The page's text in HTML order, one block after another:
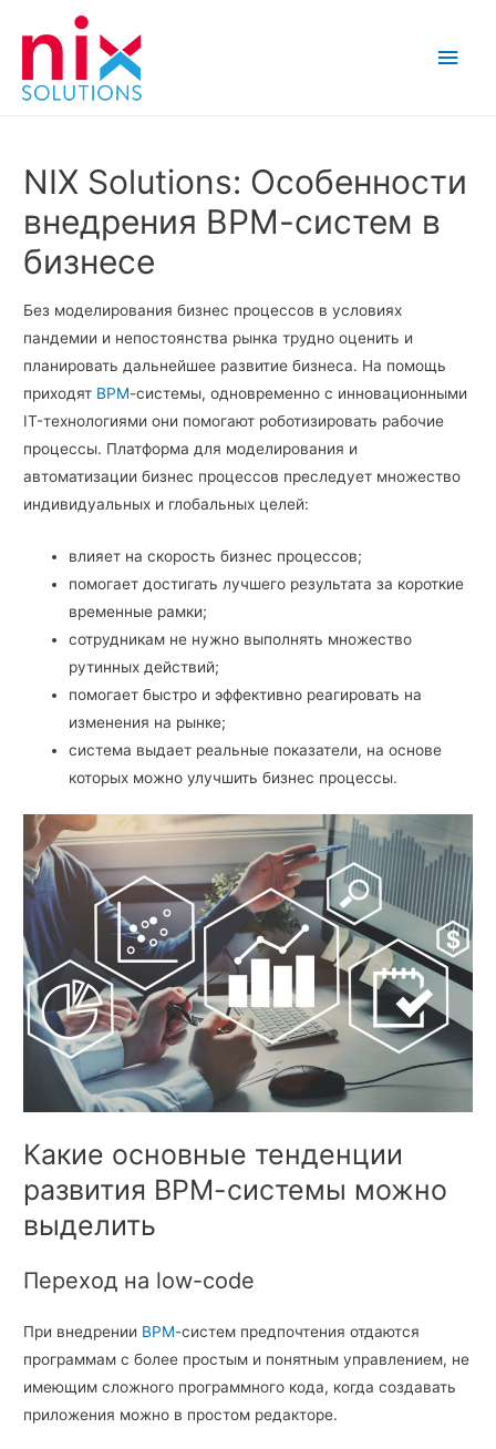
Main
NIX Solutions: Особенности
внедрения ВРМ-систем в
бизнесе
Без моделирования бизнес процессов в условиях
пандемии и непостоянства рынка трудно оценить и
планировать дальнейшее развитие бизнеса. На помощь
приходят ВРМ-системы, одновременно с инновационными
IT-технологиями они помогают роботизировать рабочие
процессы. Платформа для моделирования и
автоматизации бизнес процессов преследует множество
индивидуальных и глобальных целей:
влияет на скорость бизнес процессов;
помогает достигать лучшего результата за короткие
временные рамки;
сотрудникам не нужно выполнять множество
рутинных действий;
помогает быстро и эффективно реагировать на
изменения на рынке;
система выдает реальные показатели, на основе
которых можно улучшить бизнес процессы.
Какие основные тенденции
развития ВРМ-системы можно
выделить
Переход на low-code
При внедрении ВРМ-систем предпочтения отдаются
программам с более простым и понятным управлением, не
имеющим сложного программного кода, когда создавать
приложения можно в простом редакторе.